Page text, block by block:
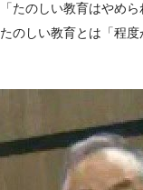
たのしい教育はやめ
のしい教育とは「程